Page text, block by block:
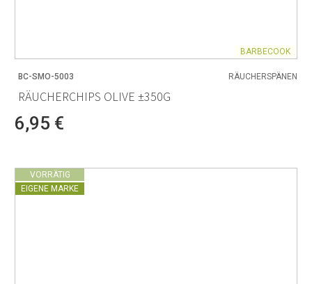
BARBECOOK
BC-SMO-5003 RÄUCHERSPÄNEN
RÄUCHERCHIPS OLIVE ±350G
6,95 €
VORRÄTIG
EIGENE MARKE